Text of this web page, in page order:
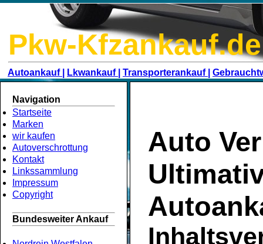
Pkw-Kfzankauf.de
Autoankauf | Lkwankauf | Transporterankauf |
Navigation
Startseite
Marken
wir kaufen
Autoverschrottung
Kontakt
Linkssammlung
Impressum
Copyright
Bundesweiter Ankauf
Auto